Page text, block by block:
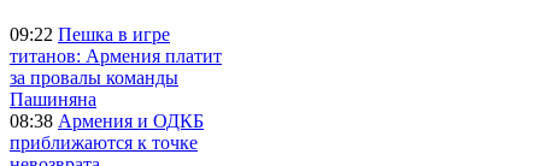
09:22 Пешка в игре
титанов: Армения платит
за провалы команды
Пашиняна
08:38 Армения и ОДКБ
приближаются к точке